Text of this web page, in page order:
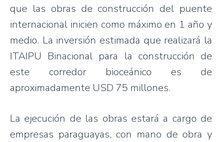
que las obras de construcción del puente
internacional inicien como máximo en 1 año y
medio. La inversión estimada que realizará la
ITAIPU Binacional para la construcción de
este corredor bioceánico es de
aproximadamente USD 75 millones.
La ejecución de las obras estará a cargo de
empresas paraguayas, con mano de obra y